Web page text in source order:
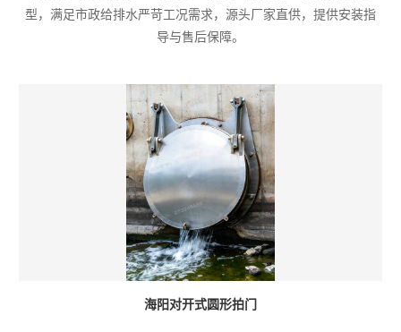
型，满足市政给排水严苛工况需求，源头厂家直供，提供安装指
导与售后保障。
海阳对开式圆形拍门